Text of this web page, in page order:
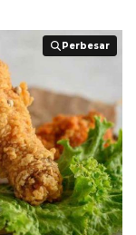
Perbesar
Perbesar